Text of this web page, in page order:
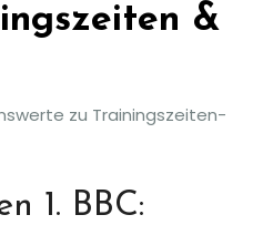
&
zu Trainingszeiten-
1. BBC: